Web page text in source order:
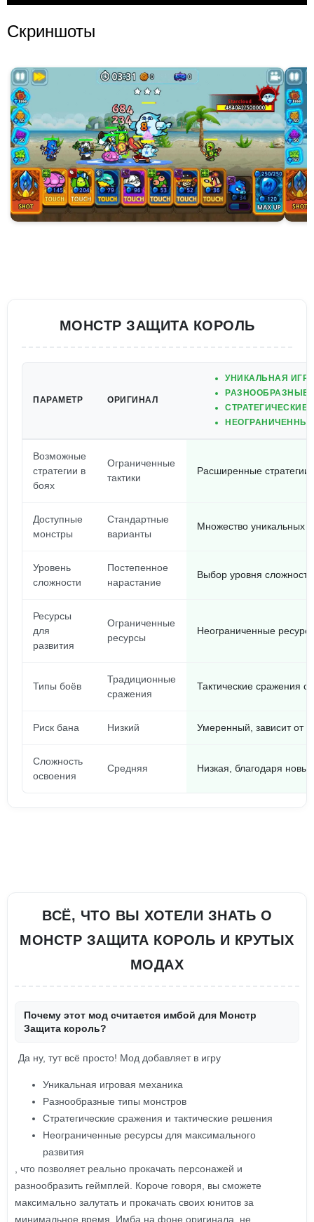
Скриншоты
МОНСТР ЗАЩИТА КОРОЛЬ
ПАРАМЕТР ОРИГИНАЛ
УНИКАЛЬНАЯ
РАЗНООБРАЗНЫЕ
Возможные
стратегии в
боях
Ограниченные
тактики
Расширенные стратегии
Доступные
монстры
Стандартные
варианты
Множество уникальных
Уровень
сложности
Постепенное
нарастание
Выбор уровня
Ресурсы
для
развития
Ограниченные
ресурсы
Неограниченные
Типы боёв
Традиционные
сражения
Тактические сражения
Риск бана Низкий Умеренный, зависит от
Сложность
освоения
Средняя Низкая, благодаря
ВСЁ, ЧТО ВЫ ХОТЕЛИ ЗНАТЬ О
МОНСТР ЗАЩИТА КОРОЛЬ И КРУТЫХ
МОДАХ
Почему этот мод считается имбой для Монстр
Защита король?
Да ну, тут всё просто! Мод добавляет в игру
Уникальная игровая механика
Разнообразные типы монстров
Стратегические сражения и тактические решения
Неограниченные ресурсы для максимального
развития
, что позволяет реально прокачать персонажей и
разнообразить геймплей. Короче говоря, вы сможете
максимально залутать и прокачать своих юнитов за
минимальное время. Имба на фоне оригинала, не